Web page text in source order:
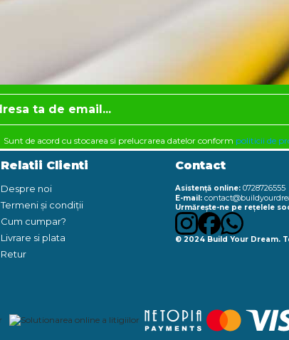
Sunt de acord cu stocarea si prelucrarea datelor conform politicii de
Relatii Clienti
Despre noi
Termeni și condiții
Cum cumpar?
Livrare si plata
Retur
Contact
Asistență online: 0728726555
E-mail:
Urmărește-ne pe rețelele
© 2024 Build Your Dream.